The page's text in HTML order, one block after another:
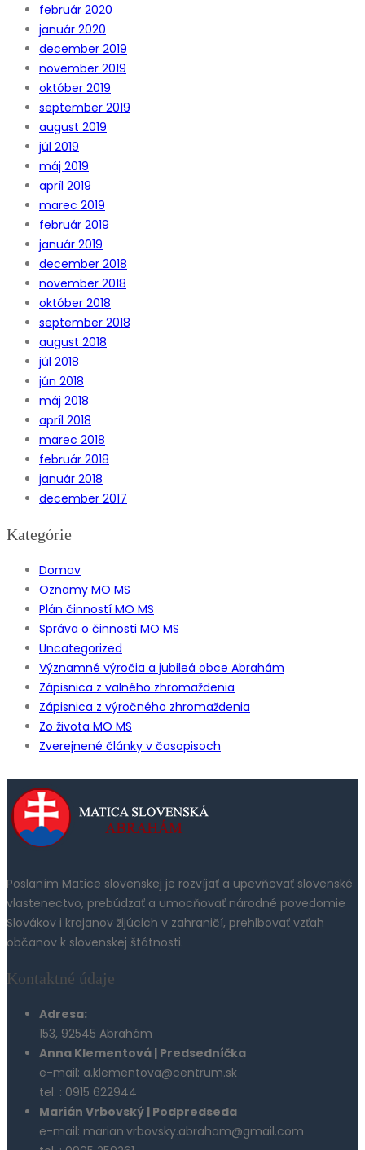
február 2020
január 2020
december 2019
november 2019
október 2019
september 2019
august 2019
júl 2019
máj 2019
apríl 2019
marec 2019
február 2019
január 2019
december 2018
november 2018
október 2018
september 2018
august 2018
júl 2018
jún 2018
máj 2018
apríl 2018
marec 2018
február 2018
január 2018
december 2017
Kategórie
Domov
Oznamy MO MS
Plán činností MO MS
Správa o činnosti MO MS
Uncategorized
Významné výročia a jubileá obce Abrahám
Zápisnica z valného zhromaždenia
Zápisnica z výročného zhromaždenia
Zo života MO MS
Zverejnené články v časopisoch
Poslaním Matice slovenskej je rozvíjať a upevňovať slovenské
vlastenectvo, prebúdzať a umocňovať národné povedomie
Slovákov i krajanov žijúcich v zahraničí, prehlbovať vzťah
občanov k slovenskej štátnosti.
Kontaktné údaje
Adresa:
153, 92545 Abrahám
Anna Klementová | Predsedníčka
e-mail: a.klementova@centrum.sk
tel. : 0915 622944
Marián Vrbovský | Podpredseda
e-mail: marian.vrbovsky.abraham@gmail.com